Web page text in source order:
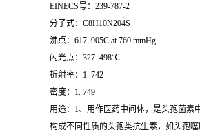
EINECS号：239-787-2
分子式：C8H10N204S
沸点：617. 905C at 760 mmHg
闪光点：327. 498℃
折射率：1. 742
密度：1. 749
用途：1、用作医药中间体，是头孢菌素
构成不同性质的头孢类抗生素，如头孢噻